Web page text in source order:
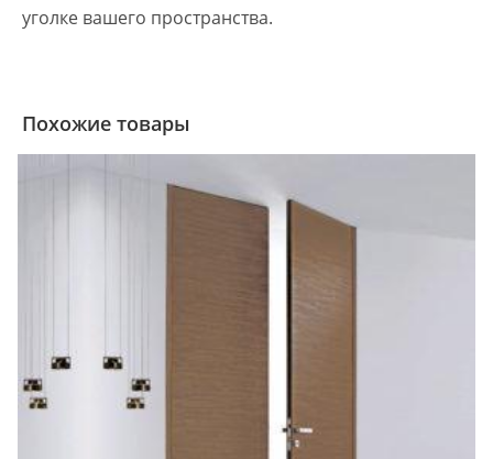
уголке вашего пространства.
Похожие товары